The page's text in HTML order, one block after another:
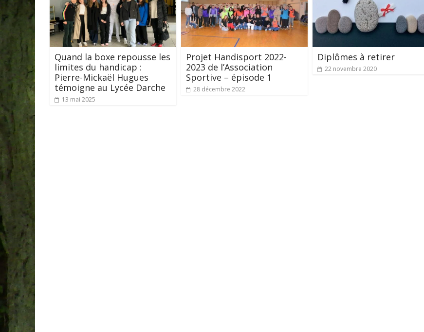
Quand la boxe repousse les
limites du handicap :
Pierre-Mickaël Hugues
témoigne au Lycée Darche
13 mai 2025
Projet Handisport 2022-
2023 de l’Association
Sportive – épisode 1
28 décembre 2022
Diplômes à retirer
22 novembre 2020